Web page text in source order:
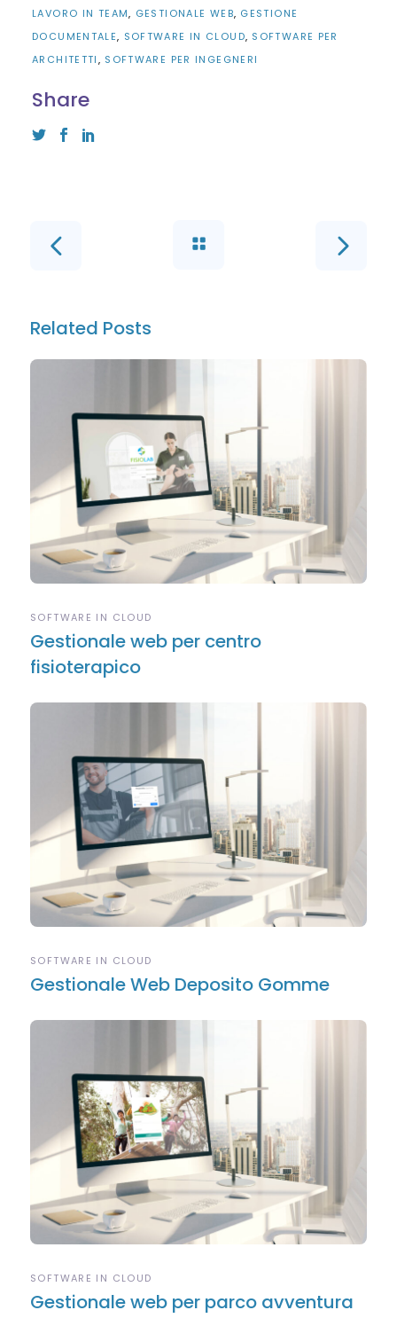
LAVORO IN TEAM GESTIONALE WEB GESTIONE
DOCUMENTALE SOFTWARE IN CLOUD SOFTWARE PER
ARCHITETTI
SOFTWARE PER INGEGNERI
Share
Related Posts
SOFTWARE IN CLOUD
Gestionale web per centro
fisioterapico
SOFTWARE IN CLOUD
Gestionale Web Deposito Gomme
SOFTWARE IN CLOUD
Gestionale web per parco avventura